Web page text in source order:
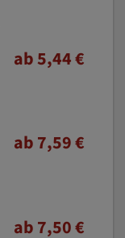
ab 5,44 €
ab 7,59 €
ab 7,50 €